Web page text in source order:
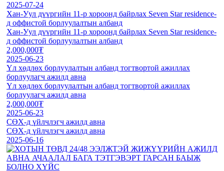
2025-07-24
Хан-Уул дүүргийн 11-р хороонд байрлах Seven Star residence-
д оффистой борлуулалтын албанд
Хан-Уул дүүргийн 11-р хороонд байрлах Seven Star residence-
д оффистой борлуулалтын албанд
2,000,000₮
2025-06-23
Үл хөдлөх борлуулалтын албанд тогтвортой ажиллах
борлуулагч ажилд авна
Үл хөдлөх борлуулалтын албанд тогтвортой ажиллах
борлуулагч ажилд авна
2,000,000₮
2025-06-23
СӨХ-д үйлчлэгч ажилд авна
СӨХ-д үйлчлэгч ажилд авна
2025-06-16